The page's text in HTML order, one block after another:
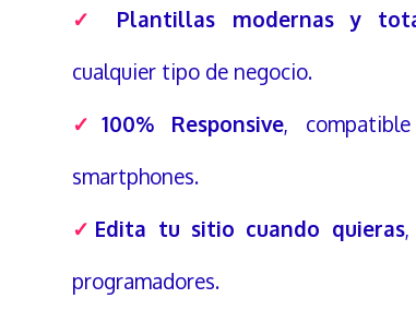
✓
Plantillas modernas y
cualquier tipo de negocio.
✓100% Responsive ,
smartphones.
✓ Edita tu sitio cuando quieras,
programadores.